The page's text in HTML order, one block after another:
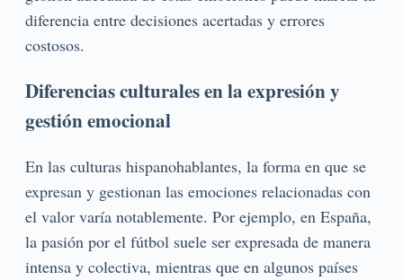
diferencia entre decisiones acertadas y errores
costosos.
Diferencias culturales en la expresión y
gestión emocional
En las culturas hispanohablantes, la forma en que se
expresan y gestionan las emociones relacionadas con
el valor varía notablemente. Por ejemplo, en España,
la pasión por el fútbol suele ser expresada de manera
intensa y colectiva, mientras que en algunos países